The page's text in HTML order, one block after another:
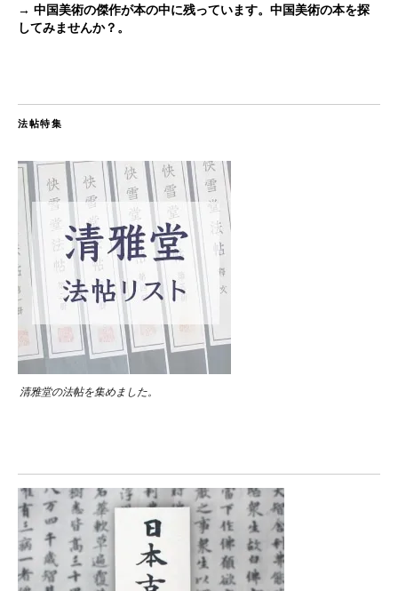
→ 中国美術の傑作が本の中に残っています。中国美術の本を探
してみませんか？。
法帖特集
清雅堂の法帖を集めました。